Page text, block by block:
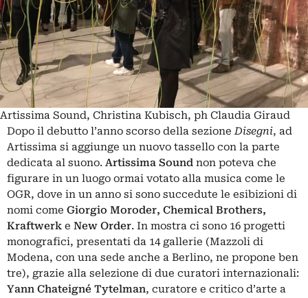
Artissima Sound, Christina Kubisch, ph Claudia Giraud
Dopo il debutto l’anno scorso della sezioneDisegni, ad
Artissima si aggiunge un nuovo tassello con la parte
dedicata al suono. Artissima Sound non poteva che
figurare in un luogo ormai votato alla musica come le
OGR, dove in un anno si sono succedute le esibizioni di
nomi come Giorgio Moroder, Chemical Brothers,
Kraftwerk e New Order. In mostra ci sono 16 progetti
monografici, presentati da 14 gallerie (Mazzoli di
Modena, con una sede anche a Berlino, ne propone ben
tre), grazie alla selezione di due curatori internazionali:
Yann Chateigné Tytelman, curatore e critico d’arte a